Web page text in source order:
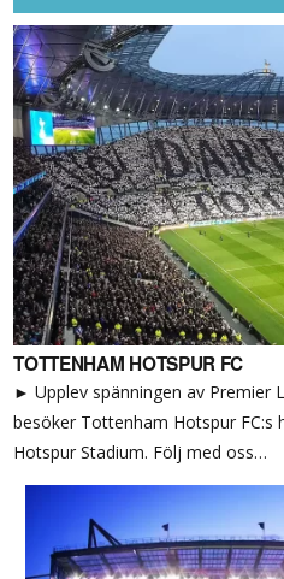
TOTTENHAM HOTSPUR FC
► Upplev spänningen av Premier
besöker Tottenham Hotspur FC:s
Hotspur Stadium. Följ med oss…